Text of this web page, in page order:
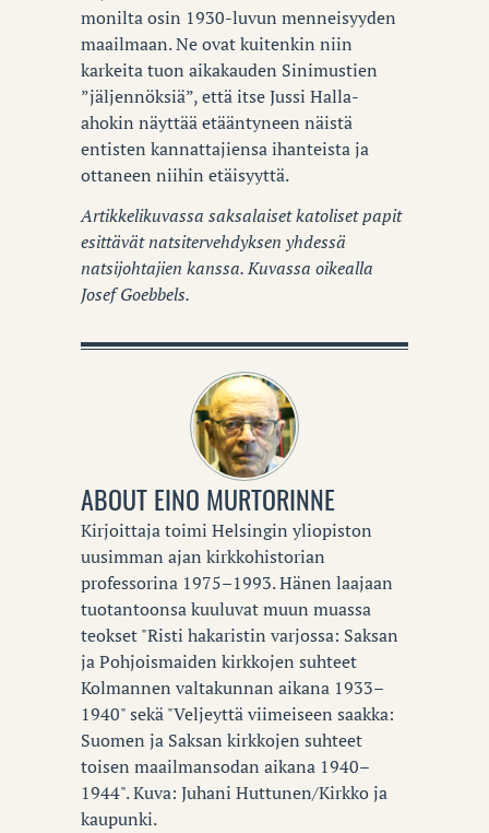
monilta osin 1930-luvun menneisyyden
maailmaan. Ne ovat kuitenkin niin
karkeita tuon aikakauden Sinimustien
”jäljennöksiä”, että itse Jussi Halla-
ahokin näyttää etääntyneen näistä
entisten kannattajiensa ihanteista ja
ottaneen niihin etäisyyttä.
Artikkelikuvassa saksalaiset katoliset papit
esittävät natsitervehdyksen yhdessä
natsijohtajien kanssa. Kuvassa oikealla
Josef Goebbels.
ABOUTEINO MURTORINNE
Kirjoittaja toimi Helsingin yliopiston
uusimman ajan kirkkohistorian
professorina 1975–1993. Hänen laajaan
tuotantoonsa kuuluvat muun muassa
teokset "Risti hakaristin varjossa: Saksan
ja Pohjoismaiden kirkkojen suhteet
Kolmannen valtakunnan aikana 1933–
1940" sekä "Veljeyttä viimeiseen saakka:
Suomen ja Saksan kirkkojen suhteet
toisen maailmansodan aikana 1940–
1944". Kuva: Juhani Huttunen/Kirkko ja
kaupunki.